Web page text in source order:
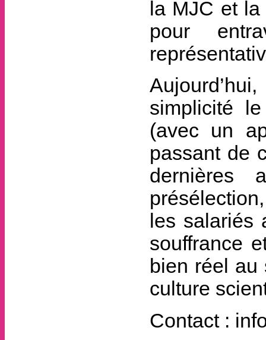
la MJC et
pour
simplicité
(avec un
passant de
dernières
les salariés
souffrance
bien réel au
culture
Contact :